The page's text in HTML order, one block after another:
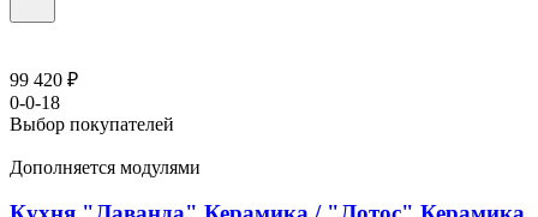
99 420 ₽
0-0-18
Выбор покупателей
Дополняется модулями